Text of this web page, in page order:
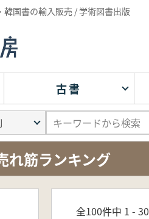
国書の輸入販売 / 学術図書出版
古書
れ筋ランキング
全100件中 1 -